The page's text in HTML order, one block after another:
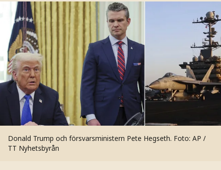
Donald Trump och försvarsministern Pete Hegseth. Foto: AP /
TT Nyhetsbyrån